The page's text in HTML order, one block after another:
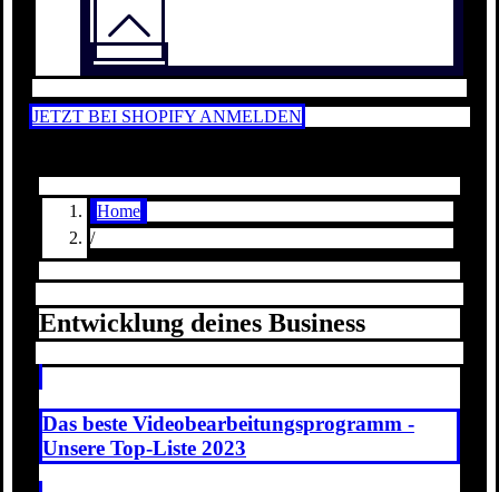
JETZT BEI SHOPIFY ANMELDEN
Home
/
Entwicklung deines Business
Das beste Videobearbeitungsprogramm -
Unsere Top-Liste 2023